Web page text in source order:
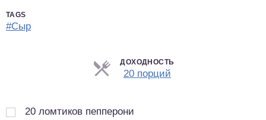
TAGS
#Сыр
ДОХОДНОСТЬ
20 порций
20 ломтиков пепперони